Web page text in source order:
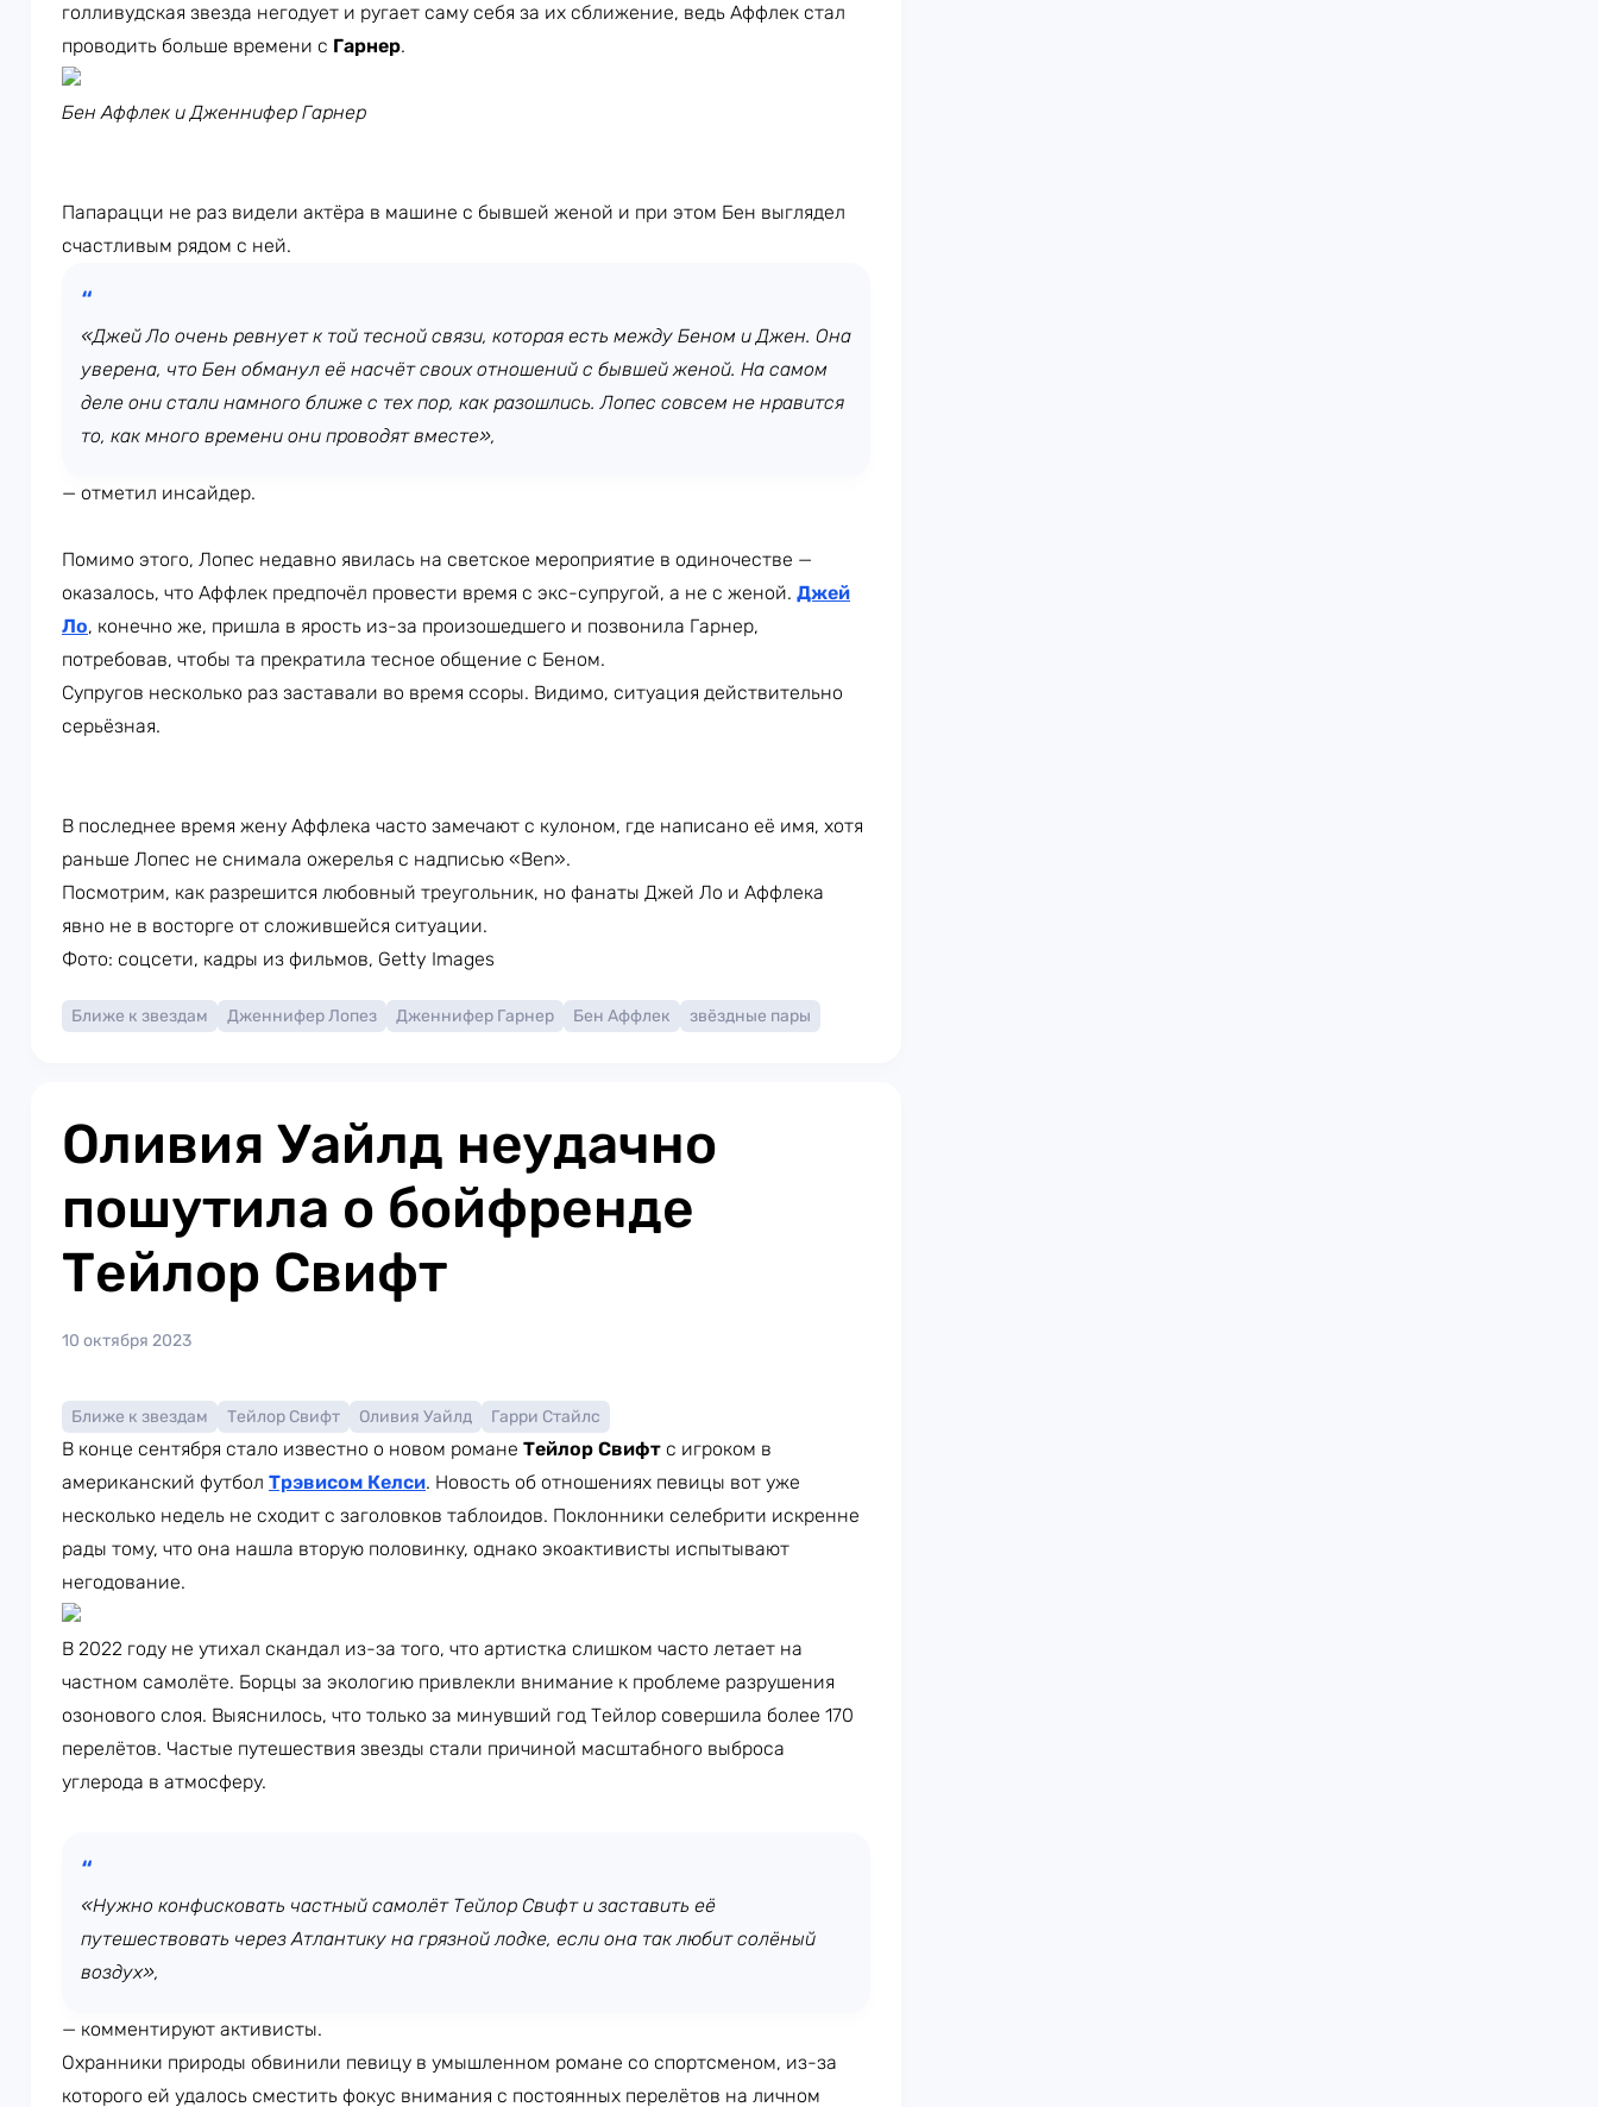
голливудская звезда негодует и ругает саму себя за их сближение, ведь Аффлек стал
проводить больше времени с Гарнер.
Бен Аффлек и Дженнифер Гарнер
Папарацци не раз видели актёра в машине с бывшей женой и при этом Бен выглядел
счастливым рядом с ней.
«Джей Ло очень ревнует к той тесной связи, которая есть между Беном и Джен. Она
уверена, что Бен обманул её насчёт своих отношений с бывшей женой. На самом
деле они стали намного ближе с тех пор, как разошлись. Лопес совсем не нравится
то, как много времени они проводят вместе»,
— отметил инсайдер.
Помимо этого, Лопес недавно явилась на светское мероприятие в одиночестве —
оказалось, что Аффлек предпочёл провести время с экс-супругой, а не с женой. Джей
Ло, конечно же, пришла в ярость из-за произошедшего и позвонила Гарнер,
потребовав, чтобы та прекратила тесное общение с Беном.
Супругов несколько раз заставали во время ссоры. Видимо, ситуация действительно
серьёзная.
В последнее время жену Аффлека часто замечают с кулоном, где написано её имя, хотя
раньше Лопес не снимала ожерелья с надписью «Ben».
Посмотрим, как разрешится любовный треугольник, но фанаты Джей Ло и Аффлека
явно не в восторге от сложившейся ситуации.
Фото: соцсети, кадры из фильмов, Getty Images
Ближе к звездам Дженнифер Лопез Дженнифер Гарнер Бен Аффлек звёздные пары
Оливия Уайлд неудачно
пошутила о бойфренде
Тейлор Свифт
10 октября 2023
Ближе к звездам Тейлор Свифт Оливия Уайлд Гарри Стайлс
В конце сентября стало известно о новом романе Тейлор Свифт с игроком в
американский футбол Трэвисом Келси. Новость об отношениях певицы вот уже
несколько недель не сходит с заголовков таблоидов. Поклонники селебрити искренне
рады тому, что она нашла вторую половинку, однако экоактивисты испытывают
негодование.
В 2022 году не утихал скандал из-за того, что артистка слишком часто летает на
частном самолёте. Борцы за экологию привлекли внимание к проблеме разрушения
озонового слоя. Выяснилось, что только за минувший год Тейлор совершила более 170
перелётов. Частые путешествия звезды стали причиной масштабного выброса
углерода в атмосферу.
«Нужно конфисковать частный самолёт Тейлор Свифт и заставить её
путешествовать через Атлантику на грязной лодке, если она так любит солёный
воздух»,
— комментируют активисты.
Охранники природы обвинили певицу в умышленном романе со спортсменом, из-за
которого ей удалось сместить фокус внимания с постоянных перелётов на личном